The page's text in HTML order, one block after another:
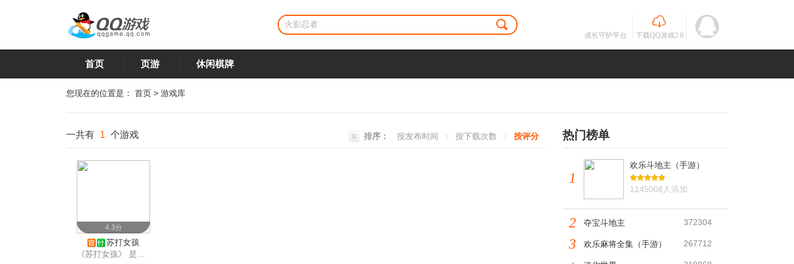
成长守护平台 下载QQ游戏2.0
首页 页游 休闲棋牌
您现在的位置是： 首页 > 游戏库
排序： 按发布时间 按下载次数 按评分
一共有 1 个游戏
4.3分
苏打女孩
热门榜单
1
欢乐斗地主（手游）
1145008人添加
2 夺宝斗地主 372304
3 欢乐麻将全集（手游） 267712